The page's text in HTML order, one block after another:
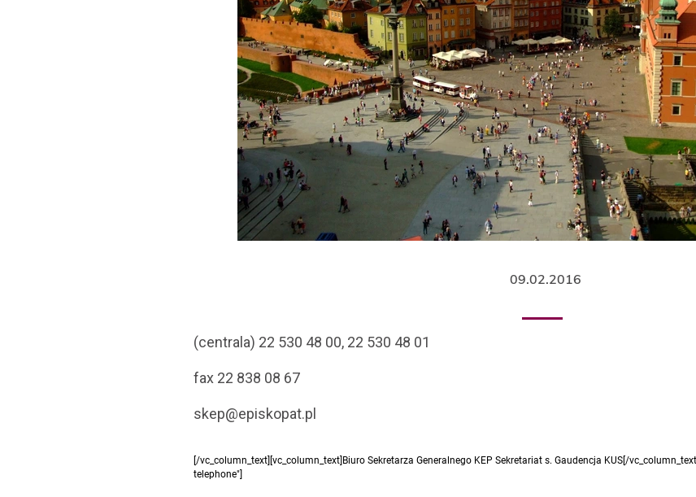
(centrala) 22 530 48 00, 22 530 48 01
fax 22 838 08 67
skep@episkopat.pl
[/vc_column_text][vc_column_text]Biuro Sekretarza Generalnego KEP Sekretariat s. Gaudencja KUS[/
telephone"]
09.02.2016